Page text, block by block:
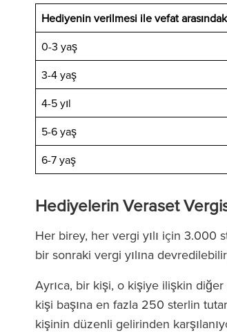
Hediyenin verilmesi ile vefat
0-3 yaş
3-4 yaş
4-5 yıl
5-6 yaş
6-7 yaş
Hediyelerin Veraset
Her birey, her vergi yılı için 3.000
bir sonraki vergi yılına
Ayrıca, bir kişi, o kişiye ilişkin
kişi başına en fazla 250 sterlin
kişinin düzenli gelirinden
Fletcher Baker'daki ekip
derecede duyarlı ve son
bilgili. Birçok kez ticari
ve onların yardımı her
paha biçilmez oldu.’
The Legal 500
(2026)